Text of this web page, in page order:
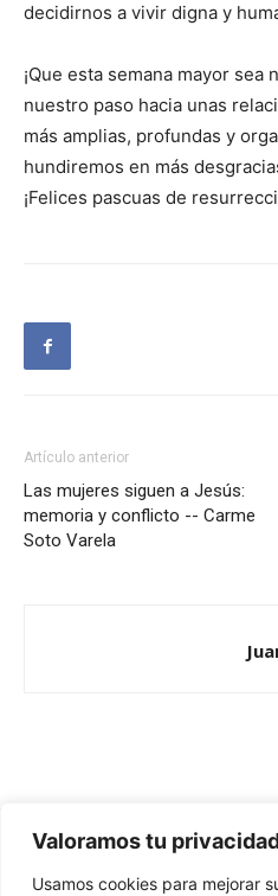
Valoramos tu
Usamos cookies para mejorar
decidirnos a vivir digna y
¡Que esta semana mayor sea
nuestro paso hacia unas
más amplias, profundas y
hundiremos en más
¡Felices pascuas de
Artículo anterior
Las mujeres siguen a Jesús:
memoria y conflicto -- Carme
Soto Varela
Redes Cristianas
Una mirada alternativa sobre la